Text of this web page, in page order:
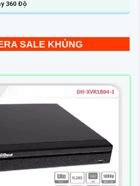
360 Độ
SALE KHỦNG